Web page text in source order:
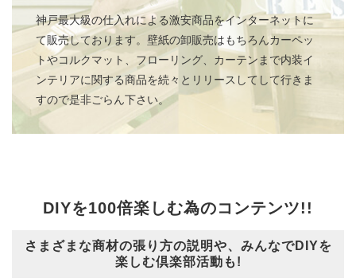
神戸最大級の仕入れによる激安商品をインターネットに
て販売しております。壁紙の卸販売はもちろんカーペッ
トやコルクマット、フローリング、カーテンまで内装イ
ンテリアに関する商品を続々とリリースしてして行きま
すので是非ごらん下さい。
DIYを100倍楽しむ為のコンテンツ!!
さまざまな商材の張り方の説明や、みんなでDIYを
楽しむ倶楽部活動も!